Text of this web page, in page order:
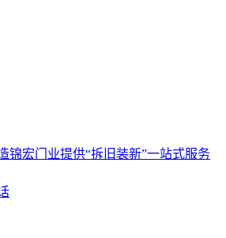
锦宏门业提供“拆旧装新”一站式服务